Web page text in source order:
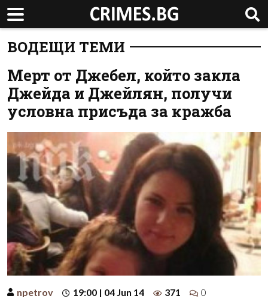
ВОДЕЩИ ТЕМИ
Мерт от Джебел, който закла
Джейда и Джейлян, получи
условна присъда за кражба
npetrov 19:00 | 04 Jun 14 371 0